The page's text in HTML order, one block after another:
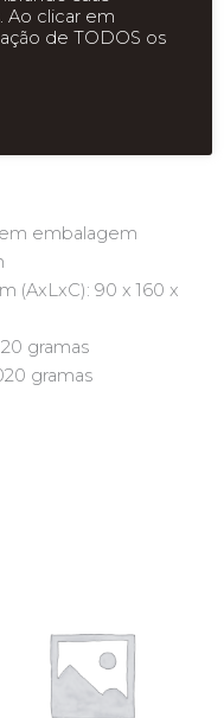
1 (um);
embalagem
(AxLxC): 90 x 160 x
gramas
gramas
Ao clicar em
de TODOS os